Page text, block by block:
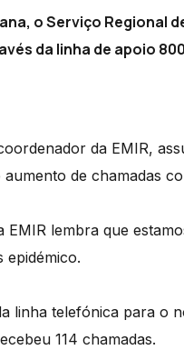
o Serviço Regional
da linha de apoio
da EMIR,
aumento de chamadas
EMIR lembra que
epidémico.
linha telefónica para o
114 chamadas.